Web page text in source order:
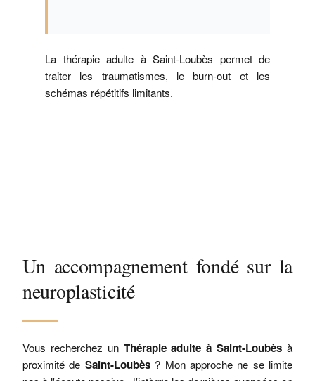
La thérapie adulte à Saint-Loubès permet de
traiter les traumatismes, le burn-out et les
schémas répétitifs limitants.
Un accompagnement fondé sur la
neuroplasticité
Vous recherchez un Thérapie adulte à Saint-Loubès à
proximité de Saint-Loubès? Mon approche ne se limite
pas à l'écoute passive. J'intègre les dernières avancées en